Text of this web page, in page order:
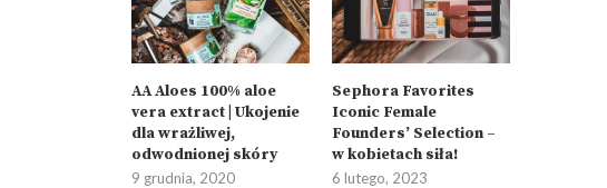
AA Aloes 100% aloe
vera extract | Ukojenie
dla wrażliwej,
odwodnionej skóry
9 grudnia, 2020
Sephora Favorites
Iconic Female
Founders’ Selection –
w kobietach siła!
6 lutego, 2023